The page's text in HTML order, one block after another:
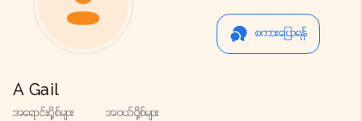
A Gail
အရောင်းပို့စ်များ အဝယ်ပို့စ်များ
စကားပြောရန်